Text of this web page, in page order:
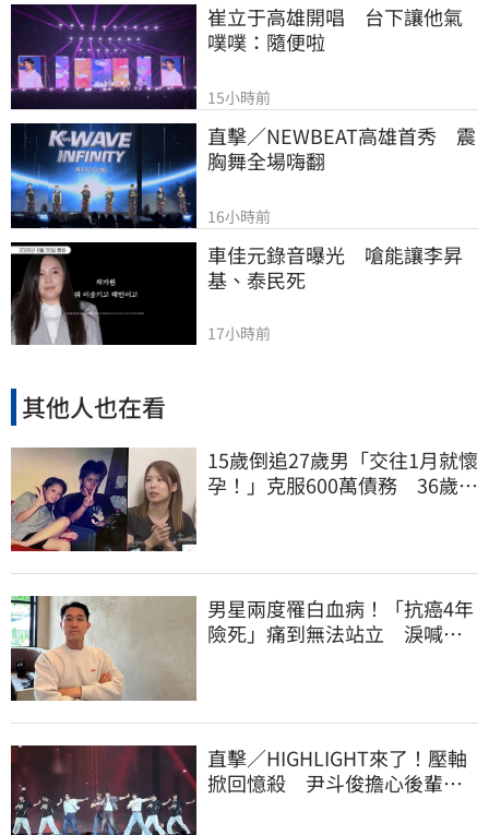
崔立于高雄開唱　台下讓他氣
噗噗：隨便啦
15小時前
直擊／NEWBEAT高雄首秀　震
胸舞全場嗨翻
16小時前
車佳元錄音曝光　嗆能讓李昇
基、泰民死
17小時前
其他人也在看
15歲倒追27歲男「交往1月就懷
孕！」克服600萬債務 36歲美
男星兩度罹白血病！「抗癌4年
險死」痛到無法站立 淚喊：
直擊／HIGHLIGHT來了！壓軸
掀回憶殺 尹斗俊擔心後輩太